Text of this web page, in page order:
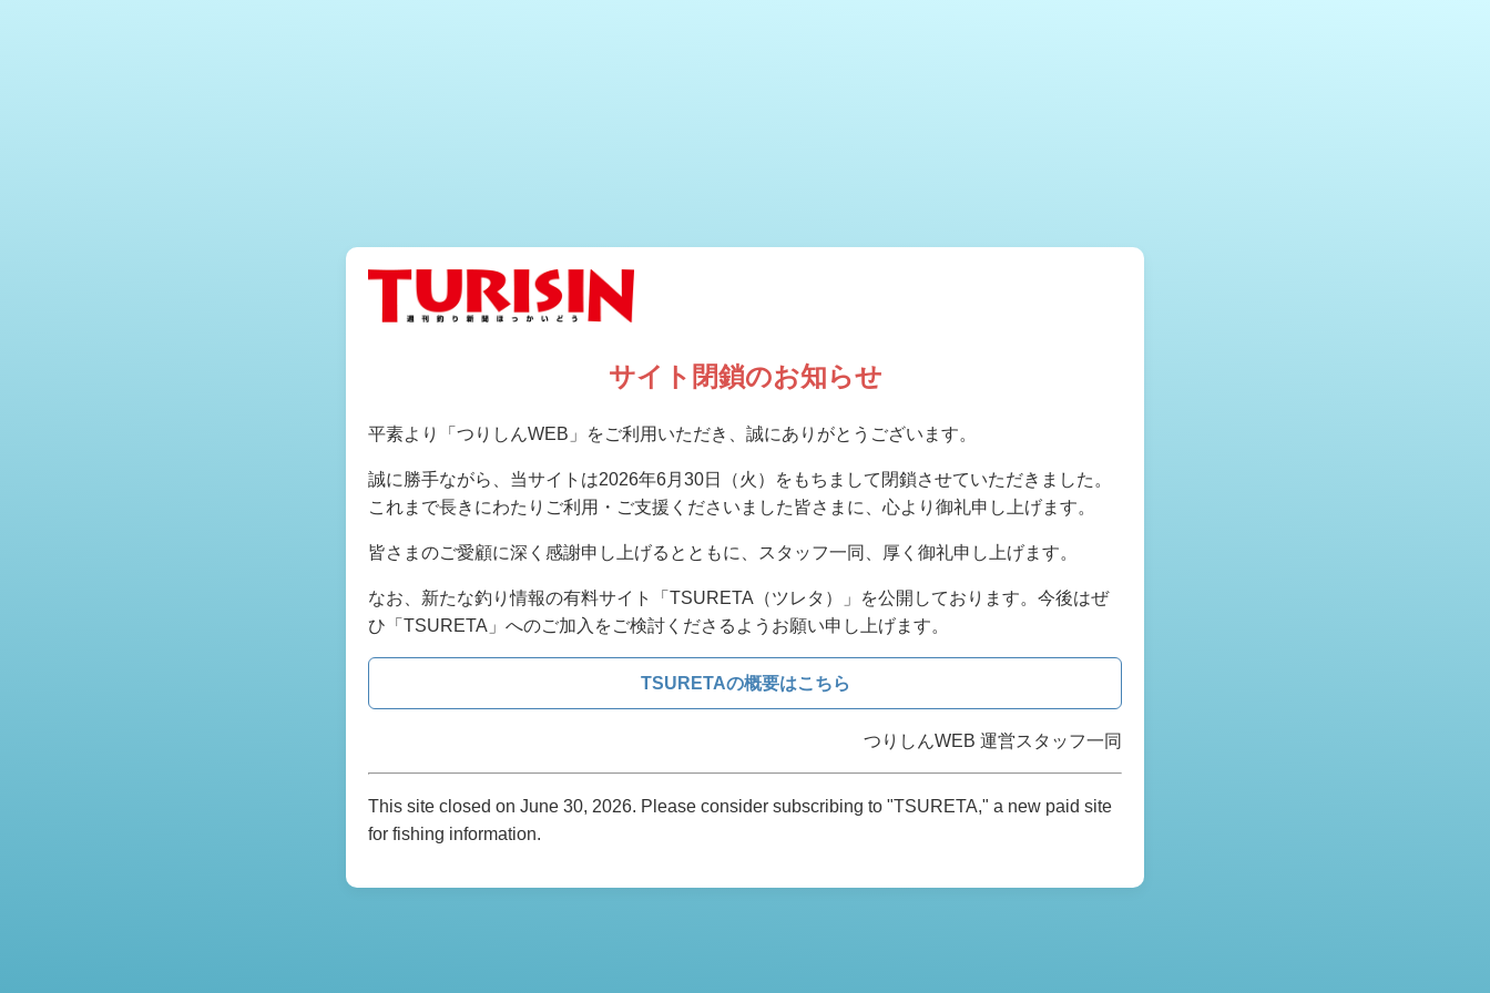
サイト閉鎖のお知らせ
平素より「つりしんWEB」をご利用いただき、誠にありがとうございます。
誠に勝手ながら、当サイトは2026年6月30日（火）をもちまして閉鎖させていただきました。
これまで長きにわたりご利用・ご支援くださいました皆さまに、心より御礼申し上げます。
皆さまのご愛顧に深く感謝申し上げるとともに、スタッフ一同、厚く御礼申し上げます。
なお、新たな釣り情報の有料サイト「TSURETA（ツレタ）」を公開しております。今後はぜ
ひ「TSURETA」へのご加入をご検討くださるようお願い申し上げます。
TSURETAの概要はこちら
つりしんWEB 運営スタッフ一同
This site closed on June 30, 2026. Please consider subscribing to "TSURETA," a new paid site
for fishing information.